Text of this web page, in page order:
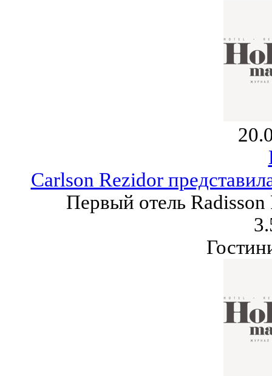
Carlson Rezidor
Первый отель